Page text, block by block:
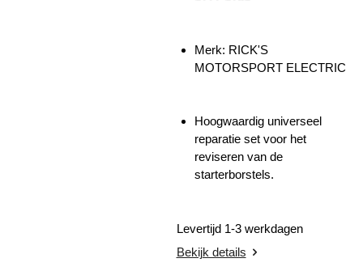
Merk: RICK'S
MOTORSPORT ELECTRIC
Hoogwaardig universeel
reparatie set voor het
reviseren van de
starterborstels.
Levertijd 1-3 werkdagen
Bekijk details